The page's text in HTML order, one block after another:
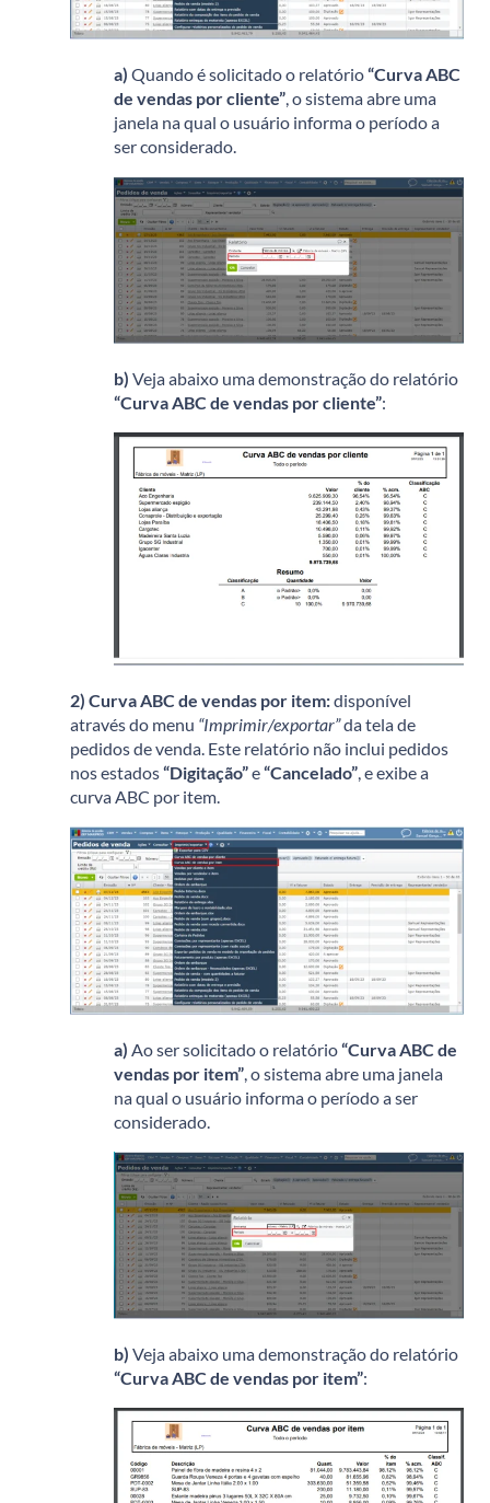
a) Quando é solicitado o relatório“Curva ABC
de vendas por cliente”, o sistema abre uma
janela na qual o usuário informa o período a
ser considerado.
b) Veja abaixo uma demonstração do relatório
“Curva ABC de vendas por cliente”:
2) Curva ABC de vendas por item:disponível
através do menu “Imprimir/exportar”da tela de
pedidos de venda. Este relatório não inclui pedidos
nos estados“Digitação”e“Cancelado” , e exibe a
curva ABC por item.
a) Ao ser solicitado o relatório“Curva ABC de
vendas por item”, o sistema abre uma janela
na qual o usuário informa o período a ser
considerado.
b) Veja abaixo uma demonstração do relatório
“Curva ABC de vendas por item”: